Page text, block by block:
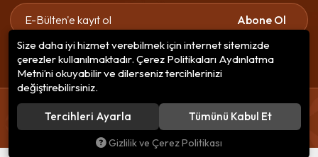
Abone Ol
Gizlilik politikasınıokudum ve elektronik posta almayı kabul
ediyorum.
© 2020Çikolataal Gıda Bilişim. Tüm hakları saklıdır.
256 BitSSLEncryption
Size daha iyi hizmet verebilmek için internet sitemizde
çerezler kullanılmaktadır. Çerez Politikaları Aydınlatma
Metni’ni okuyabilir ve dilerseniz tercihlerinizi
değiştirebilirsiniz.
Tercihleri Ayarla Tümünü Kabul Et
Gizlilik ve Çerez Politikası